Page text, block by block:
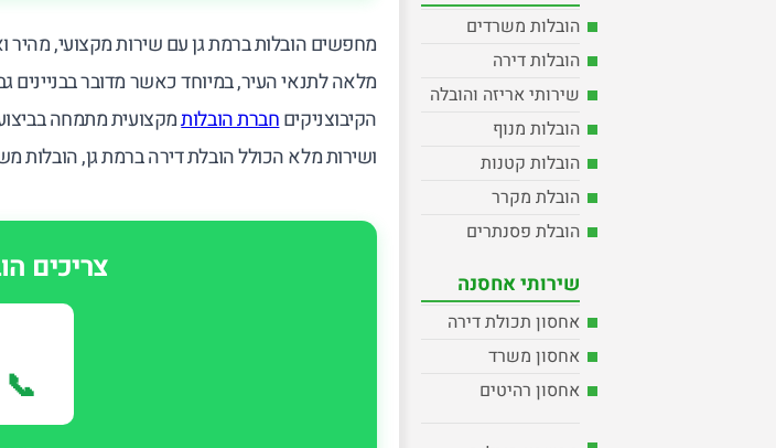
מחפשים הובלות ברמת גן עם שירות מקצועי, מהיר
מלאה לתנאי העיר, במיוחד כאשר מדובר בבניינים
הקיבוצניקיםחברת הובלות
ושירות מלא הכולל הובלת דירה ברמת גן, הובלות
צריכים
📞 077-9977650
הובלות משרדים
הובלות דירה
שירותי אריזה והובלה
הובלות מנוף
הובלות קטנות
הובלת מקרר
הובלת פסנתרים
שירותי אחסנה
אחסון תכולת דירה
אחסון משרד
אחסון רהיטים